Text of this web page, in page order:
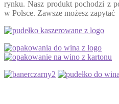
rynku. Nasz produkt pochodzi z
w Polsce. Zawsze możesz zapytać